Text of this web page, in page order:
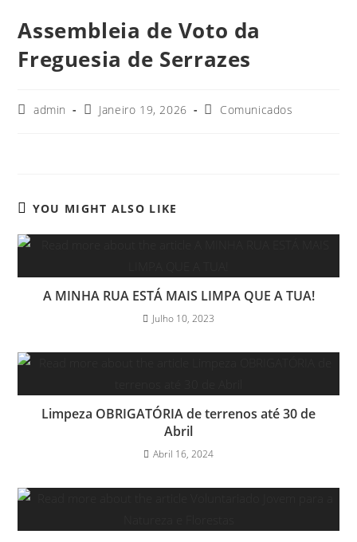
Assembleia de Voto da
Freguesia de Serrazes
admin Janeiro 19, 2026 Comunicados
YOU MIGHT ALSO LIKE
A MINHA RUA ESTÁ MAIS LIMPA QUE A TUA!
Julho 10, 2023
Limpeza OBRIGATÓRIA de terrenos até 30 de
Abril
Abril 16, 2024